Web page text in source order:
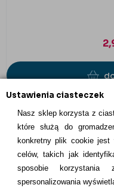
Ustawienia ciasteczek
Nasz sklep korzysta z
które służą do
konkretny plik cookie jest
celów, takich jak
sposobie
spersonalizowania
INFORMACJE
Informacje